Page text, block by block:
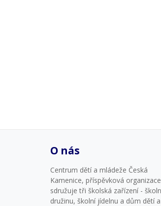
O nás
Centrum dětí a mládeže Česká
Kamenice, příspěvková organizace
sdružuje tři školská zařízení -
družinu, školní jídelnu a dům dětí a